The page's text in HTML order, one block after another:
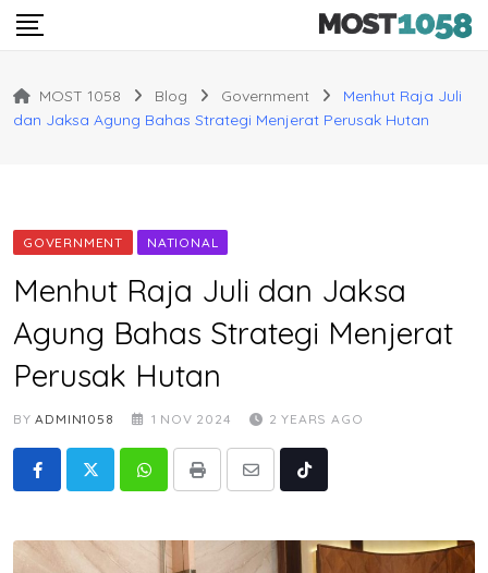
Skip
MOST 1058 Blog Government
Menhut Raja Juli
dan Jaksa Agung Bahas Strategi Menjerat Perusak Hutan
GOVERNMENT NATIONAL
Menhut Raja Juli dan Jaksa
Agung Bahas Strategi Menjerat
Perusak Hutan
BYADMIN1058 1 NOV 2024 2 YEARS AGO
WhatsappPrint
Share
Tiktok